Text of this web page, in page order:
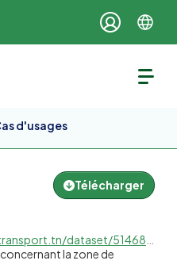
d'usages
Télécharger
e238db572f6e/download/51468203-d38a-49e2-99b7-49d4bbb7c4e0_d1a0b974-b217-44ce-be11-40a495c350a8.xlsx
la zone de